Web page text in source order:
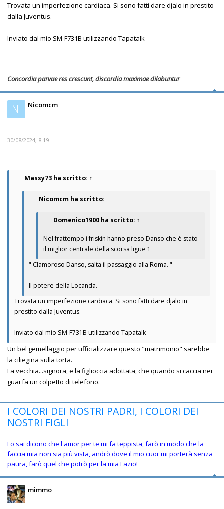
Trovata un imperfezione cardiaca. Si sono fatti dare djalo in prestito
dalla Juventus.
Inviato dal mio SM-F731B utilizzando Tapatalk
Concordia parvae res crescunt, discordia maximae dilabuntur
Ni Nicomcm
30/08/2024, 8:19
Massy73 ha scritto: ↑
Nicomcm ha scritto:
Domenico1900 ha scritto: ↑
Nel frattempo i friskin hanno preso Danso che è stato
il miglior centrale della scorsa ligue 1
" Clamoroso Danso, salta il passaggio alla Roma. "
Il potere della Locanda.
Trovata un imperfezione cardiaca. Si sono fatti dare djalo in
prestito dalla Juventus.
Inviato dal mio SM-F731B utilizzando Tapatalk
Un bel gemellaggio per ufficializzare questo "matrimonio" sarebbe
la ciliegina sulla torta.
La vecchia...signora, e la figlioccia adottata, che quando si caccia nei
guai fa un colpetto di telefono.
I COLORI DEI NOSTRI PADRI, I COLORI DEI
NOSTRI FIGLI
Lo sai dicono che l'amor per te mi fa teppista, farò in modo che la
faccia mia non sia più vista, andrò dove il mio cuor mi porterà senza
paura, farò quel che potrò per la mia Lazio!
mimmo